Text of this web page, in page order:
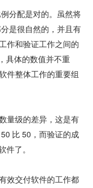
分配是对的。虽然将
分是很自然的，并且有
作和验证工作之间的
具体的数值并不重
件整体工作的重要组
量级的差异，这是有
比 50，而验证的成
了。
效交付软件的工作都